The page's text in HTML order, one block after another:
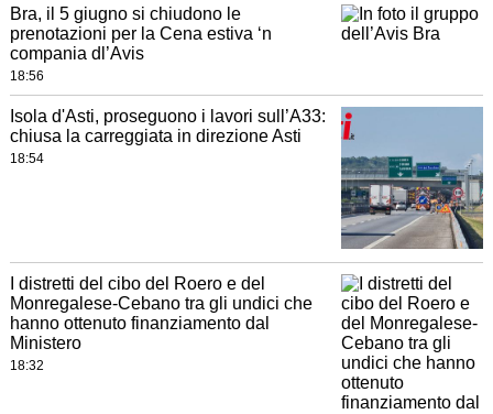
Bra, il 5 giugno si chiudono le
prenotazioni per la Cena estiva ‘n
compania dl’Avis
18:56
Isola d'Asti, proseguono i lavori sull’A33:
chiusa la carreggiata in direzione Asti
18:54
I distretti del cibo del Roero e del
Monregalese-Cebano tra gli undici che
hanno ottenuto finanziamento dal
Ministero
18:32